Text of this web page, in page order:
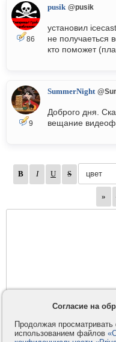
86
pusik @pusik
установил
не получаеться
кто поможет
9
SummerNight
Доброго дня.
вещание
Согласие на
Продолжая просматривать
использованием файлов